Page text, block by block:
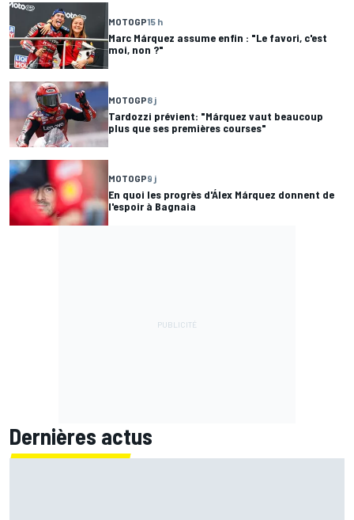
MOTOGP15 h
Marc Márquez assume enfin : "Le favori, c'est
moi, non ?"
MOTOGP8 j
Tardozzi prévient: "Márquez vaut beaucoup
plus que ses premières courses"
MOTOGP9 j
En quoi les progrès d'Álex Márquez donnent de
l'espoir à Bagnaia
Dernières actus